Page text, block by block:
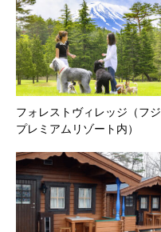
フォレストヴィレッジ（フジ
プレミアムリゾート内）